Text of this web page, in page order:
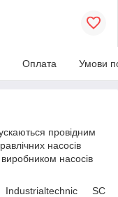
Оплата Умови
провідним
насосів
насосів
SC